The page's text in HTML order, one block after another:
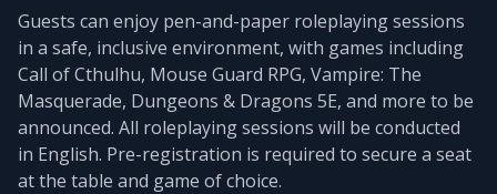
Guests can enjoy pen-and-paper roleplaying sessions
in a safe, inclusive environment, with games including
Call of Cthulhu, Mouse Guard RPG, Vampire: The
Masquerade, Dungeons & Dragons 5E, and more to be
announced. All roleplaying sessions will be conducted
in English. Pre-registration is required to secure a seat
at the table and game of choice.